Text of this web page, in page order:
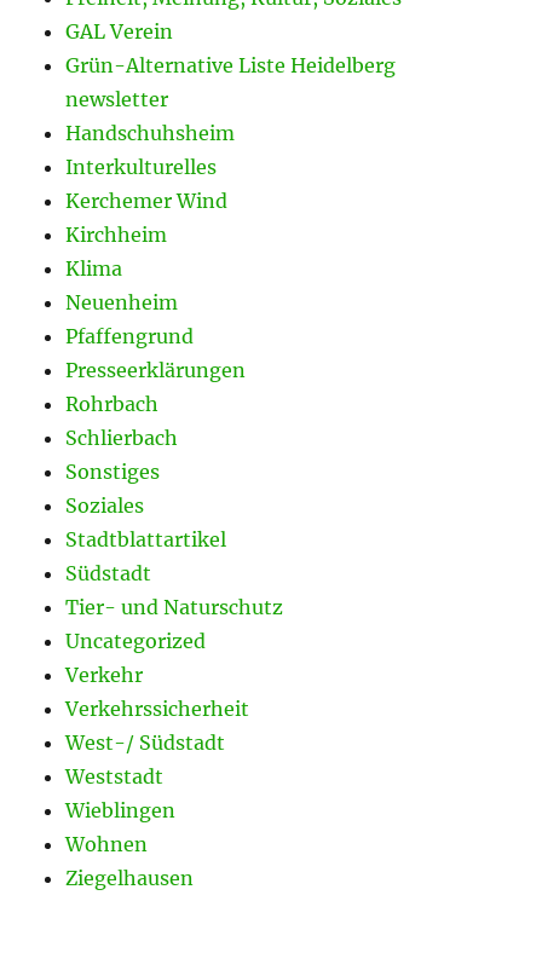
GAL Verein
Grün-Alternative Liste Heidelberg
newsletter
Handschuhsheim
Interkulturelles
Kerchemer Wind
Kirchheim
Klima
Neuenheim
Pfaffengrund
Presseerklärungen
Rohrbach
Schlierbach
Sonstiges
Soziales
Stadtblattartikel
Südstadt
Tier- und Naturschutz
Uncategorized
Verkehr
Verkehrssicherheit
West-/ Südstadt
Weststadt
Wieblingen
Wohnen
Ziegelhausen